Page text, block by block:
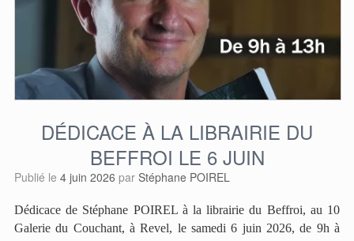
DÉDICACE À LA LIBRAIRIE DU
BEFFROI LE 6 JUIN
Publié le 4 juin 2026 par Stéphane POIREL
Dédicace de Stéphane POIREL à la librairie du Beffroi, au 10
Galerie du Couchant, à Revel, le samedi 6 juin 2026, de 9h à